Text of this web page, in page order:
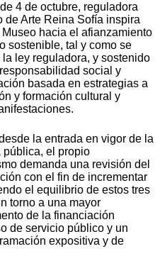
4 de octubre, reguladora
Arte Reina Sofía inspira
hacia el afianzamiento
sostenible, tal y como se
ley reguladora, y sostenido
social y
basada en estrategias a
y formación cultural y
la entrada en vigor de la
el propio
demanda una revisión del
con el fin de incrementar
el equilibrio de estos tres
torno a una mayor
de la financiación
de servicio público y un
expositiva y de